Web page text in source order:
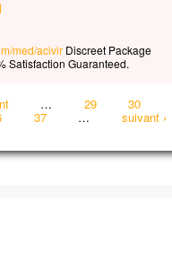
med/acivir Discreet Package
Satisfaction Guaranteed.
… 29 30
37 … suivant ›